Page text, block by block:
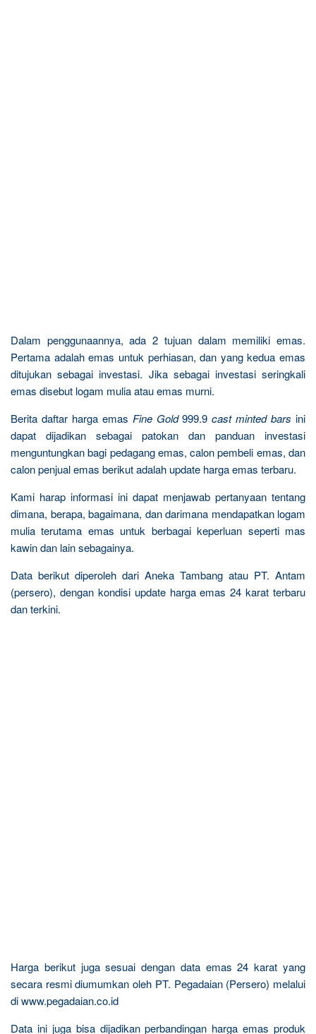
Dalam penggunaannya, ada 2 tujuan dalam memiliki emas.
Pertama adalah emas untuk perhiasan, dan yang kedua emas
ditujukan sebagai investasi. Jika sebagai investasi seringkali
emas disebut logam mulia atau emas murni.
Berita daftar harga emas Fine Gold999.9cast minted barsini
dapat dijadikan sebagai patokan dan panduan investasi
menguntungkan bagi pedagang emas, calon pembeli emas, dan
calon penjual emas berikut adalah update harga emas terbaru.
Kami harap informasi ini dapat menjawab pertanyaan tentang
dimana, berapa, bagaimana, dan darimana mendapatkan logam
mulia terutama emas untuk berbagai keperluan seperti mas
kawin dan lain sebagainya.
Data berikut diperoleh dari Aneka Tambang atau PT. Antam
(persero), dengan kondisi update harga emas 24 karat terbaru
dan terkini.
Harga berikut juga sesuai dengan data emas 24 karat yang
secara resmi diumumkan oleh PT. Pegadaian (Persero) melalui
di www.pegadaian.co.id
Data ini juga bisa dijadikan perbandingan harga emas produk